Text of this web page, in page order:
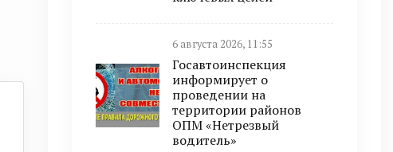
6 августа 2026, 11:55
Госавтоинспекция
информирует о
проведении на
территории районов
ОПМ «Нетрезвый
водитель»